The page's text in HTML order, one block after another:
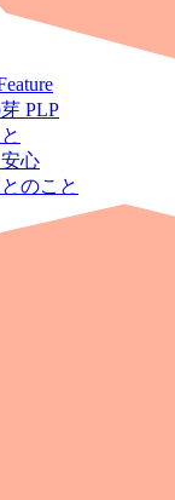
PLP
心
のこと